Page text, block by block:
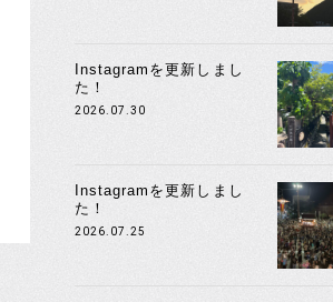
Instagramを更新しまし
た！
2026.07.30
Instagramを更新しまし
た！
2026.07.25